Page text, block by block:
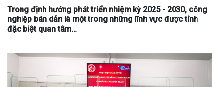
Trong định hướng phát triển nhiệm kỳ 2025 - 2030, công
nghiệp bán dẫn là một trong những lĩnh vực được tỉnh
đặc biệt quan tâm…